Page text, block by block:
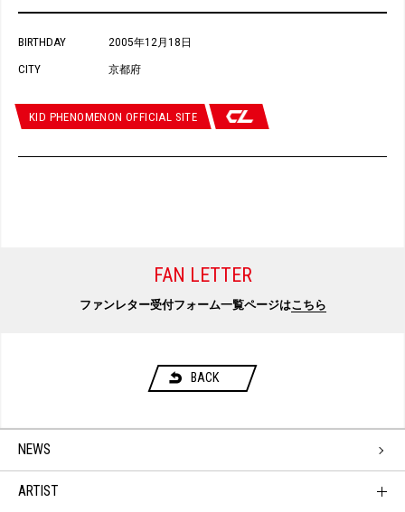
BIRTHDAY 2005年12月18日
CITY 京都府
KID PHENOMENON OFFICIAL SITE
FAN LETTER
ファンレター受付フォーム一覧ページはこちら
BACK
NEWS
ARTIST